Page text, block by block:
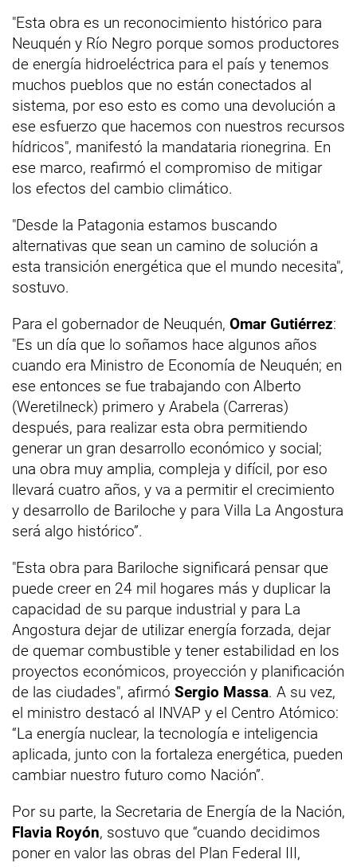
"Esta obra es un reconocimiento histórico para
Neuquén y Río Negro porque somos productores
de energía hidroeléctrica para el país y tenemos
muchos pueblos que no están conectados al
sistema, por eso esto es como una devolución a
ese esfuerzo que hacemos con nuestros recursos
hídricos", manifestó la mandataria rionegrina. En
ese marco, reafirmó el compromiso de mitigar
los efectos del cambio climático.
"Desde la Patagonia estamos buscando
alternativas que sean un camino de solución a
esta transición energética que el mundo necesita",
sostuvo.
Para el gobernador de Neuquén, Omar Gutiérrez:
"Es un día que lo soñamos hace algunos años
cuando era Ministro de Economía de Neuquén; en
ese entonces se fue trabajando con Alberto
(Weretilneck) primero y Arabela (Carreras)
después, para realizar esta obra permitiendo
generar un gran desarrollo económico y social;
una obra muy amplia, compleja y difícil, por eso
llevará cuatro años, y va a permitir el crecimiento
y desarrollo de Bariloche y para Villa La Angostura
será algo histórico”.
"Esta obra para Bariloche significará pensar que
puede creer en 24 mil hogares más y duplicar la
capacidad de su parque industrial y para La
Angostura dejar de utilizar energía forzada, dejar
de quemar combustible y tener estabilidad en los
proyectos económicos, proyección y planificación
de las ciudades", afirmó Sergio Massa. A su vez,
el ministro destacó al INVAP y el Centro Atómico:
“La energía nuclear, la tecnología e inteligencia
aplicada, junto con la fortaleza energética, pueden
cambiar nuestro futuro como Nación”.
Por su parte, la Secretaria de Energía de la Nación,
Flavia Royón, sostuvo que “cuando decidimos
poner en valor las obras del Plan Federal III,